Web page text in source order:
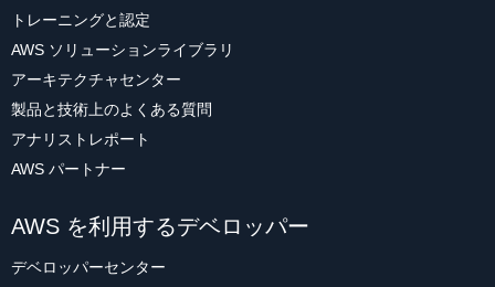
トレーニングと認定
AWS ソリューションライブラリ
アーキテクチャセンター
製品と技術上のよくある質問
アナリストレポート
AWS パートナー
AWS を利用するデベロッパー
デベロッパーセンター